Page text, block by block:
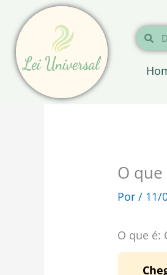
para
conteúdo
O
Por/ 11/
O que é: